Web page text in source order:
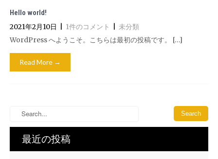
Hello world!
2021年2月10日
1件のコメント
未分類
WordPress へようこそ。こちらは最初の投稿です。 […]
Read More →
最近の投稿